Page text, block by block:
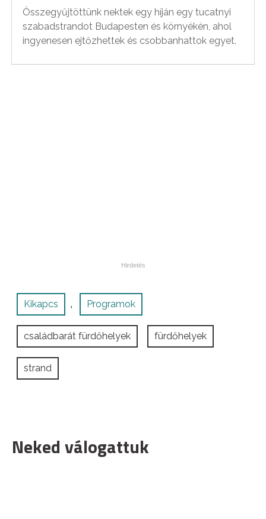
Összegyűjtöttünk nektek egy híján egy tucatnyi
szabadstrandot Budapesten és környékén, ahol
ingyenesen ejtőzhettek és csobbanhattok egyet.
Kikapcs , Programok
családbarát fürdőhelyek fürdőhelyek
strand
Neked válogattuk